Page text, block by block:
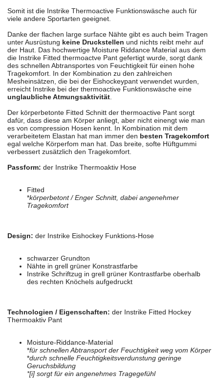
Somit ist die Instrike Thermoactive Funktionswäsche auch für
viele andere Sportarten geeignet.
Danke der flachen large surface Nähte gibt es auch beim Tragen
unter Ausrüstung keine Druckstellen und nichts reibt mehr auf
der Haut. Das hochwertige Moisture Riddance Material aus dem
die Instrike Fitted thermoactve Pant gefertigt wurde, sorgt dank
des schnellen Abtransportes von Feuchtigkeit für einen hohe
Tragekomfort. In der Kombination zu den zahlreichen
Mesheinsätzen, die bei der Eishockeypant verwendet wurden,
erreicht Instrike bei der thermoactive Funktionswäsche eine
unglaubliche Atmungsaktivität.
Der körperbetonte Fitted Schnitt der thermoactive Pant sorgt
dafür, dass diese am Körper anliegt, aber nicht einengt wie man
es von compression Hosen kennt. In Kombination mit dem
verarbeitetem Elastan hat man immer den besten Tragekomfort
egal welche Körperfom man hat. Das breite, softe Hüftgummi
verbessert zusätzlich den Tragekomfort.
Passform: der Instrike Thermoaktiv Hose
Fitted
*körperbetont / Enger Schnitt, dabei angenehmer
Tragekomfort
Design: der Instrike Eishockey Funktions-Hose
schwarzer Grundton
Nähte in grell grüner Konstrastfarbe
Instrike Schriftzug in grell grüner Kontrastfarbe oberhalb
des rechten Knöchels aufgedruckt
Technologien / Eigenschaften: der Instrike Fitted Hockey
Thermoaktiv Pant
Moisture-Riddance-Material
*für schnellen Abtransport der Feuchtigkeit weg vom Körper
*durch schnelle Feuchtigkeitsverdunstung geringe
Geruchsbildung
*[i] sorgt für ein angenehmes Tragegefühl